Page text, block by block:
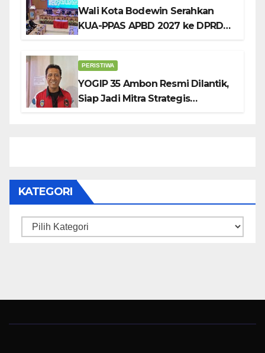
Wali Kota Bodewin Serahkan
KUA-PPAS APBD 2027 ke DPRD
PERISTIWA
YOGIP 35 Ambon Resmi Dilantik,
Siap Jadi Mitra Strategis
KATEGORI
Kategori